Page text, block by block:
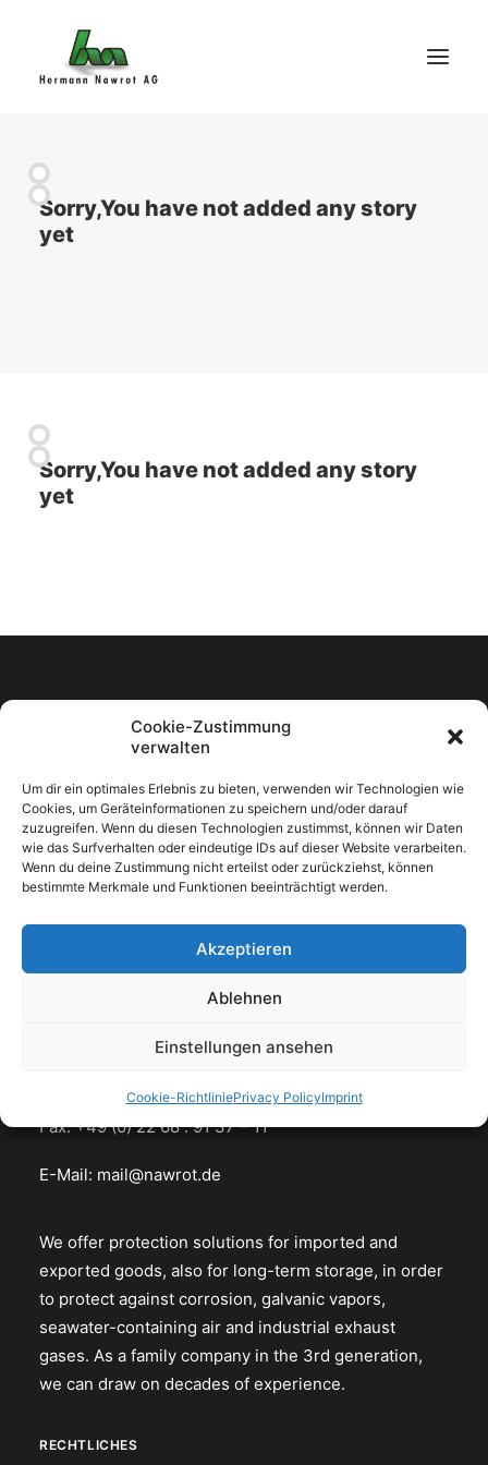
Cookie-Zustimmung
verwalten
Um dir ein optimales Erlebnis zu bieten, verwenden wir Technologien wie
Cookies, um Geräteinformationen zu speichern und/oder darauf
zuzugreifen. Wenn du diesen Technologien zustimmst, können wir Daten
wie das Surfverhalten oder eindeutige IDs auf dieser Website verarbeiten.
Wenn du deine Zustimmung nicht erteilst oder zurückziehst, können
bestimmte Merkmale und Funktionen beeinträchtigt werden.
Akzeptieren
Ablehnen
Einstellungen ansehen
Cookie-RichtliniePrivacy PolicyImprint
Home
Business
Product overview
Sorry,You have not added any story
yet
Sorry,You have not added any story
yet
Fon: +49 (0) 22 68 . 91 37 – 0
Fax: +49 (0) 22 68 . 91 37 – 11
E-Mail: mail@nawrot.de
We offer protection solutions for imported and
exported goods, also for long-term storage, in order
to protect against corrosion, galvanic vapors,
seawater-containing air and industrial exhaust
gases. As a family company in the 3rd generation,
we can draw on decades of experience.
RECHTLICHES